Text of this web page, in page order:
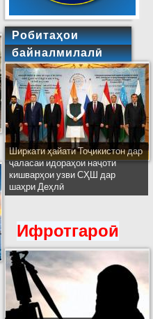
Робитаҳои
байналмилалӣ
Ширкати ҳайати Тоҷикистон дар
ҷаласаи идораҳои наҷоти
кишварҳои узви СҲШ дар
шаҳри Деҳлӣ
Ифротгароӣ